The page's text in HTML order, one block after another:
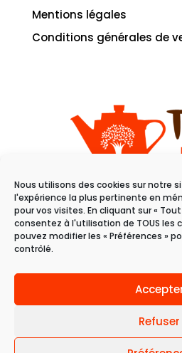
Nous utilisons des cookies sur notre
l'expérience la plus pertinente en
pour vos visites. En cliquant sur «
consentez à l'utilisation de TOUS les
pouvez modifier les « Préférences »
contrôlé.
Refuser
Mentions légales
Conditions générales de